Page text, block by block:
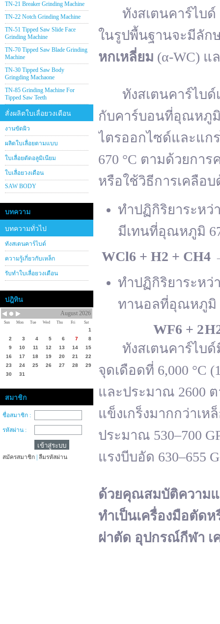
TN-21 Breaker Grinding Machine
TN-22 Notch Grinding Machine
TN-51 Tipped Saw Slide Face
Grinding Machine
TN-70 Tipped Saw Blade Grinding
Machine
TN-30 Tipped Saw Body
Gringding Machaone
TN-85 Grinding Machine For
Tipped Saw Teeth
สั่งผลิตใบเลื่อยวงเดือน
งานขัดผิว
ผลิตใบเลื่อยตามแบบ
ใบเลื่อยตัดอลูมิเนียม
ใบเลื่อยวงเดือน
SAW BODY
บทความ
บทความทั่วไป
ทังสเตนคาร์ไบด์
ความรู้เกี่ยวกับเหล็ก
รับทำใบเลื่อยวงเดือน
ปฎิทิน
August 2026
Sun Mon Tue Wed Thu Fri Sat
1
2
3 4 5 6 7
8
9
10 11 12 13 14
15
16
17 18 19 20 21
22
23
24 25 26 27 28
29
30
31
สมาชิก
ชื่อสมาชิก :
รหัสผ่าน :
สมัครสมาชิก ลืมรหัสผ่าน
ทังสเตนคาร์ไบด์ (
ในรูปพื้นฐานจะมีลัก
หกเหลี่ยม (α-WC) แ
ทังสเตนคาร์ไบด์เ
กับคาร์บอนที่อุณหภูมิ
ไตรออกไซด์และแก
670 °C ตามด้วยกา
หรือใช้วิธีการเคลือบ
ทำปฏิกิริยาระหว่
มีเทนที่อุณหภูมิ
WCl6 + H2 + CH4
ทำปฏิกิริยาระหว่
ทานอลที่อุณหภูมิ
WF6 + 2 H
ทังสเตนคาร์ไบด์มี
จุดเดือดที่ 6,000 °C
และประมาณ 2600
แข็งเกร็งมากกว่าเ
ประมาณ 530–700
แรงบีบอัด 630–655
ด้วยคุณสมบัติความแ
ทำเป็นเครื่องมือตัดห
ผ่าตัด อุปกรณ์กีฬา เ